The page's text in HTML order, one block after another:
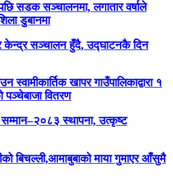
सडक सञ्चालनमा, लगातार वर्षाले
डुबानमा
केन्द्र सञ्चालन हुँदै, उद्घाटनकै दिन
खापर गाउँपालिकाद्वारा १
पञ्चेबाजा वितरण
सम्मान–२०८३ स्थापना, उत्कृष्ट
बिचल्ली,आमाबुबाको माया गुमाएर आँसुमै